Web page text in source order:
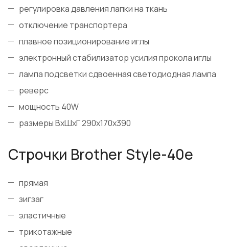
регулировка давления лапки на ткань
отключение транспортера
плавное позиционирование иглы
электронный стабилизатор усилия прокола иглы
лампа подсветки сдвоенная светодиодная лампа
реверс
мощность 40W
размеры ВхШхГ 290х170х390
Строчки Brother Style-40e
прямая
зигзаг
эластичные
трикотажные